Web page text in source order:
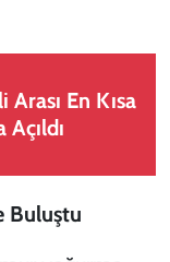
En Kısa
Açıldı
Buluştu